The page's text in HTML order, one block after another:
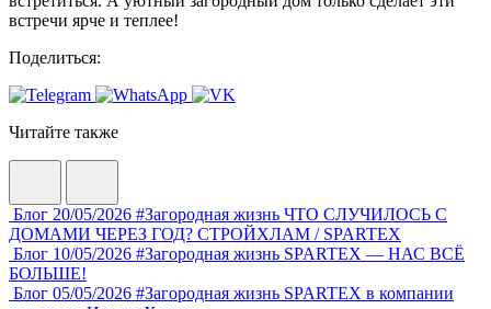
встречи ярче и теплее!
Поделиться:
Читайте также
Блог 20/05/2026 #Загородная жизнь ЧТО СЛУЧИЛОСЬ С
ДОМАМИ ЧЕРЕЗ ГОД? СТРОЙХЛАМ / SPARTEX
Блог 10/05/2026 #Загородная жизнь SPARTEX — НАС ВСЁ
БОЛЬШЕ!
Блог 05/05/2026 #Загородная жизнь SPARTEX в компании